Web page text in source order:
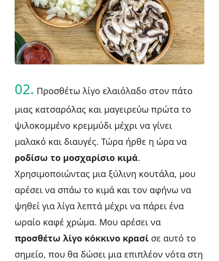
02. Προσθέτω λίγο ελαιόλαδο στον πάτο
μιας κατσαρόλας και μαγειρεύω πρώτα το
ψιλοκομμένο κρεμμύδι μέχρι να γίνει
μαλακό και διαυγές. Τώρα ήρθε η ώρα να
ροδίσω το μοσχαρίσιο κιμά.
Χρησιμοποιώντας μια ξύλινη κουτάλα, μου
αρέσει να σπάω το κιμά και τον αφήνω να
ψηθεί για λίγα λεπτά μέχρι να πάρει ένα
ωραίο καφέ χρώμα. Μου αρέσει να
προσθέτω λίγο κόκκινο κρασί σε αυτό το
σημείο, που θα δώσει μια επιπλέον νότα στη